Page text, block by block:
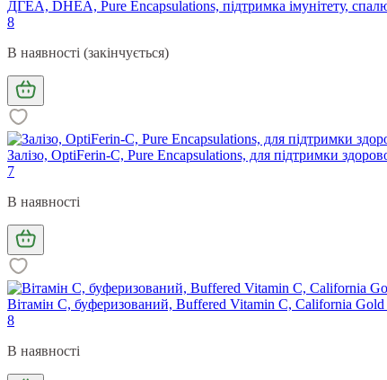
ДГЕА, DHEA, Pure Encapsulations, підтримка імунітету,
8
В наявності (закінчується)
Залізо, OptiFerin-C, Pure Encapsulations, для підтримки
7
В наявності
Вітамін С, буферизований, Buffered Vitamin C, California
8
В наявності